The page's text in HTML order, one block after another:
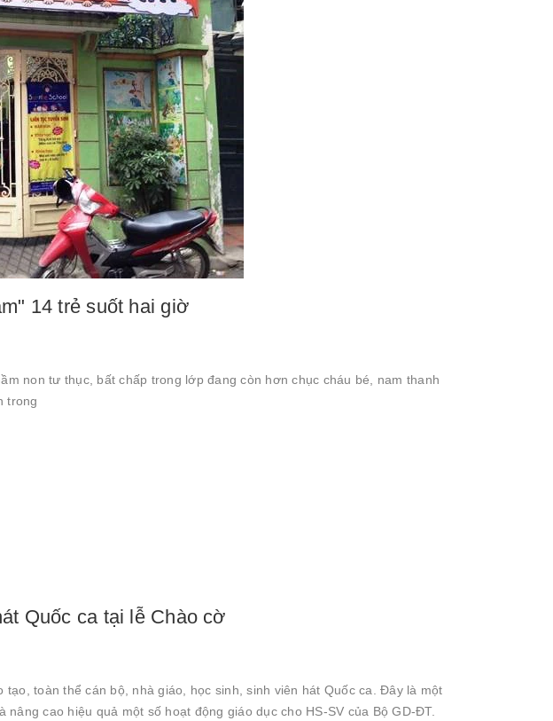
14 trẻ suốt hai giờ
non tư thục, bất chấp trong lớp đang còn hơn chục cháu bé, nam thanh
trong
Quốc ca tại lễ Chào cờ
toàn thể cán bộ, nhà giáo, học sinh, sinh viên hát Quốc ca. Đây là một
cao hiệu quả một số hoạt động giáo dục cho HS-SV của Bộ GD-ĐT.